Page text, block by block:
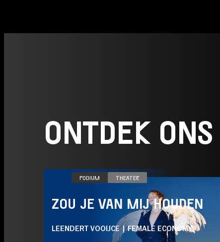
ONTDEK
PODIUM THEATER
ZOU JE VAN MIJ HOUDEN
LEENDERT VOOIJCE | FEMALE ECONOMY